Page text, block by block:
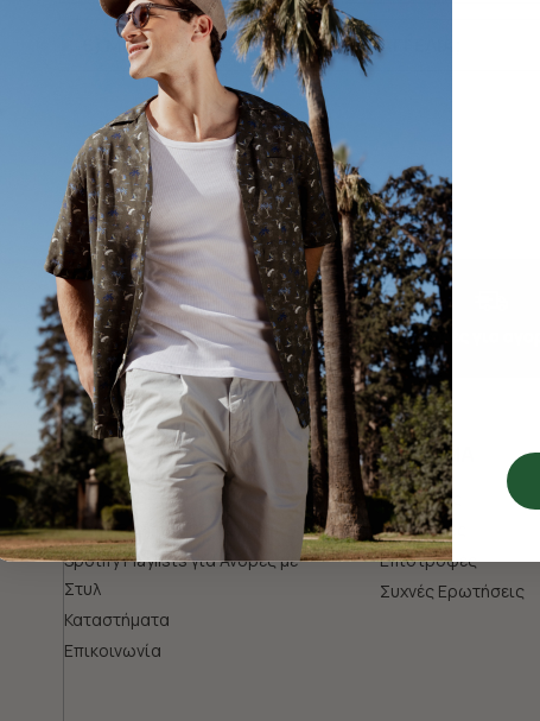
6) ΜΠΟΡΩ ΝΑ ΑΚΥΡΩΣΩ ΜΙΑ ΠΑΡΑΓΓΕΛΙΑ;
Δωρεάν αποστολές για
ΓΕΝΙΚΑ
Η Ιστορία μας
Spring Summer '26 Συλλογή
Spotify Playlists για Άνδρες με
Στυλ
Καταστήματα
Επικοινωνία
ΧΡHΣΙΜΑ
Πληρωμές
Αποστολές
Επιστροφές
Συχνές Ερωτήσεις